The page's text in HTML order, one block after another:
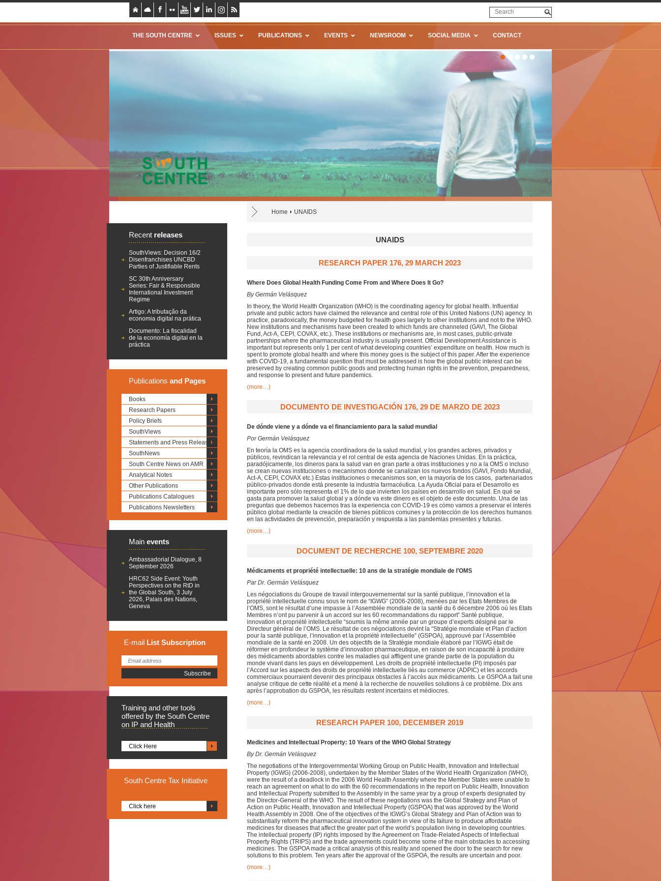
THE SOUTH CENTRE ISSUES PUBLICATIONS EVENTS NEWSROOM SOCIAL MEDIA CONTACT
Home UNAIDS
Recent releases
SouthViews: Decision 16/2
Disenfranchises UNCBD
Parties of Justifiable Rents
SC 30th Anniversary
Series: Fair & Responsible
International Investment
Regime
Artigo: A tributação da
economia digital na prática
Documento: La fiscalidad
de la economía digital en la
práctica
Publications and Pages
Books
Research Papers
Policy Briefs
SouthViews
Statements and Press Releases
SouthNews
South Centre News on AMR
Analytical Notes
Other Publications
Publications Catalogues
Publications Newsletters
Main events
Ambassadorial Dialogue, 8
September 2026
HRC62 Side Event: Youth
Perspectives on the RtD in
the Global South, 3 July
2026, Palais des Nations,
Geneva
E-mail List Subscription
Training and other tools
offered by the South Centre
on IP and Health
Click Here
South Centre Tax Initiative
Click here
UNAIDS
RESEARCH PAPER 176, 29 MARCH 2023
Where Does Global Health Funding Come From and Where Does It Go?
By Germán Velásquez
In theory, the World Health Organization (WHO) is the coordinating agency for global health. Influential
private and public actors have claimed the relevance and central role of this United Nations (UN) agency. In
practice, paradoxically, the money budgeted for health goes largely to other institutions and not to the WHO.
New institutions and mechanisms have been created to which funds are channeled (GAVI, The Global
Fund, Act-A, CEPI, COVAX, etc.). These institutions or mechanisms are, in most cases, public-private
partnerships where the pharmaceutical industry is usually present. Official Development Assistance is
important but represents only 1 per cent of what developing countries’ expenditure on health. How much is
spent to promote global health and where this money goes is the subject of this paper. After the experience
with COVID-19, a fundamental question that must be addressed is how the global public interest can be
preserved by creating common public goods and protecting human rights in the prevention, preparedness,
and response to present and future pandemics.
(more…)
DOCUMENTO DE INVESTIGACIÓN 176, 29 DE MARZO DE 2023
De dónde viene y a dónde va el financiamiento para la salud mundial
Por Germán Velásquez
En teoría la OMS es la agencia coordinadora de la salud mundial, y los grandes actores, privados y
públicos, revindican la relevancia y el rol central de esta agencia de Naciones Unidas. En la práctica,
paradójicamente, los dineros para la salud van en gran parte a otras instituciones y no a la OMS o incluso
se crean nuevas instituciones o mecanismos donde se canalizan los nuevos fondos (GAVI, Fondo Mundial,
Act-A, CEPI, COVAX etc.) Estas instituciones o mecanismos son, en la mayoría de los casos, partenariados
público-privados donde está presente la industria farmacéutica. La Ayuda Oficial para el Desarrollo es
importante pero sólo representa el 1% de lo que invierten los países en desarrollo en salud. En qué se
gasta para promover la salud global y a dónde va este dinero es el objeto de este documento. Una de las
preguntas que debemos hacernos tras la experiencia con COVID-19 es cómo vamos a preservar el interés
público global mediante la creación de bienes públicos comunes y la protección de los derechos humanos
en las actividades de prevención, preparación y respuesta a las pandemias presentes y futuras.
(more…)
DOCUMENT DE RECHERCHE 100, SEPTEMBRE 2020
Médicaments et propriété intellectuelle: 10 ans de la stratégie mondiale de l’OMS
Par Dr. Germán Velásquez
Les négociations du Groupe de travail intergouvernemental sur la santé publique, l’innovation et la
propriété intellectuelle connu sous le nom de “IGWG” (2006-2008), menées par les Etats Membres de
l’OMS, sont le résultat d’une impasse à l’Assemblée mondiale de la santé du 6 décembre 2006 où les Etats
Membres n’ont pu parvenir à un accord sur les 60 recommandations du rapport” Santé publique,
innovation et propriété intellectuelle “soumis la même année par un groupe d’experts désigné par le
Directeur général de l’OMS. Le résultat de ces négociations devint la “Stratégie mondiale et Plan d’action
pour la santé publique, l’innovation et la propriété intellectuelle” (GSPOA), approuvé par l’Assemblée
mondiale de la santé en 2008. Un des objectifs de la Stratégie mondiale élaboré par l’IGWG était de
réformer en profondeur le système d’innovation pharmaceutique, en raison de son incapacité à produire
des médicaments abordables contre les maladies qui affligent une grande partie de la population du
monde vivant dans les pays en développement. Les droits de propriété intellectuelle (PI) imposés par
l’Accord sur les aspects des droits de propriété intellectuelle liés au commerce (ADPIC) et les accords
commerciaux pourraient devenir des principaux obstacles à l’accès aux médicaments. Le GSPOA a fait une
analyse critique de cette réalité et a mené à la recherche de nouvelles solutions à ce problème. Dix ans
après l’approbation du GSPOA, les résultats restent incertains et médiocres.
(more…)
RESEARCH PAPER 100, DECEMBER 2019
Medicines and Intellectual Property: 10 Years of the WHO Global Strategy
By Dr. Germán Velásquez
The negotiations of the Intergovernmental Working Group on Public Health, Innovation and Intellectual
Property (IGWG) (2006-2008), undertaken by the Member States of the World Health Organization (WHO),
were the result of a deadlock in the 2006 World Health Assembly where the Member States were unable to
reach an agreement on what to do with the 60 recommendations in the report on Public Health, Innovation
and Intellectual Property submitted to the Assembly in the same year by a group of experts designated by
the Director-General of the WHO. The result of these negotiations was the Global Strategy and Plan of
Action on Public Health, Innovation and Intellectual Property (GSPOA) that was approved by the World
Health Assembly in 2008. One of the objectives of the IGWG’s Global Strategy and Plan of Action was to
substantially reform the pharmaceutical innovation system in view of its failure to produce affordable
medicines for diseases that affect the greater part of the world’s population living in developing countries.
The intellectual property (IP) rights imposed by the Agreement on Trade-Related Aspects of Intellectual
Property Rights (TRIPS) and the trade agreements could become some of the main obstacles to accessing
medicines. The GSPOA made a critical analysis of this reality and opened the door to the search for new
solutions to this problem. Ten years after the approval of the GSPOA, the results are uncertain and poor.
(more…)